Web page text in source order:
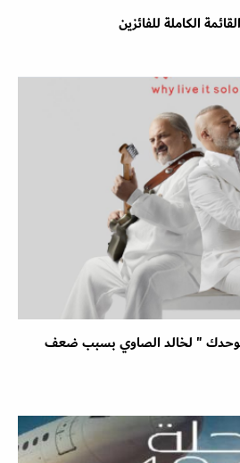
" لخالد الصاوي بسبب ضعف